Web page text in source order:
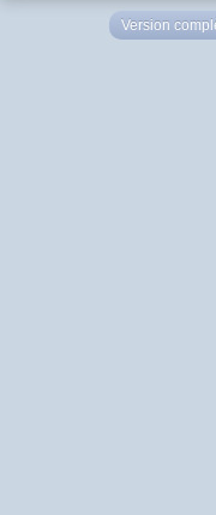
Version